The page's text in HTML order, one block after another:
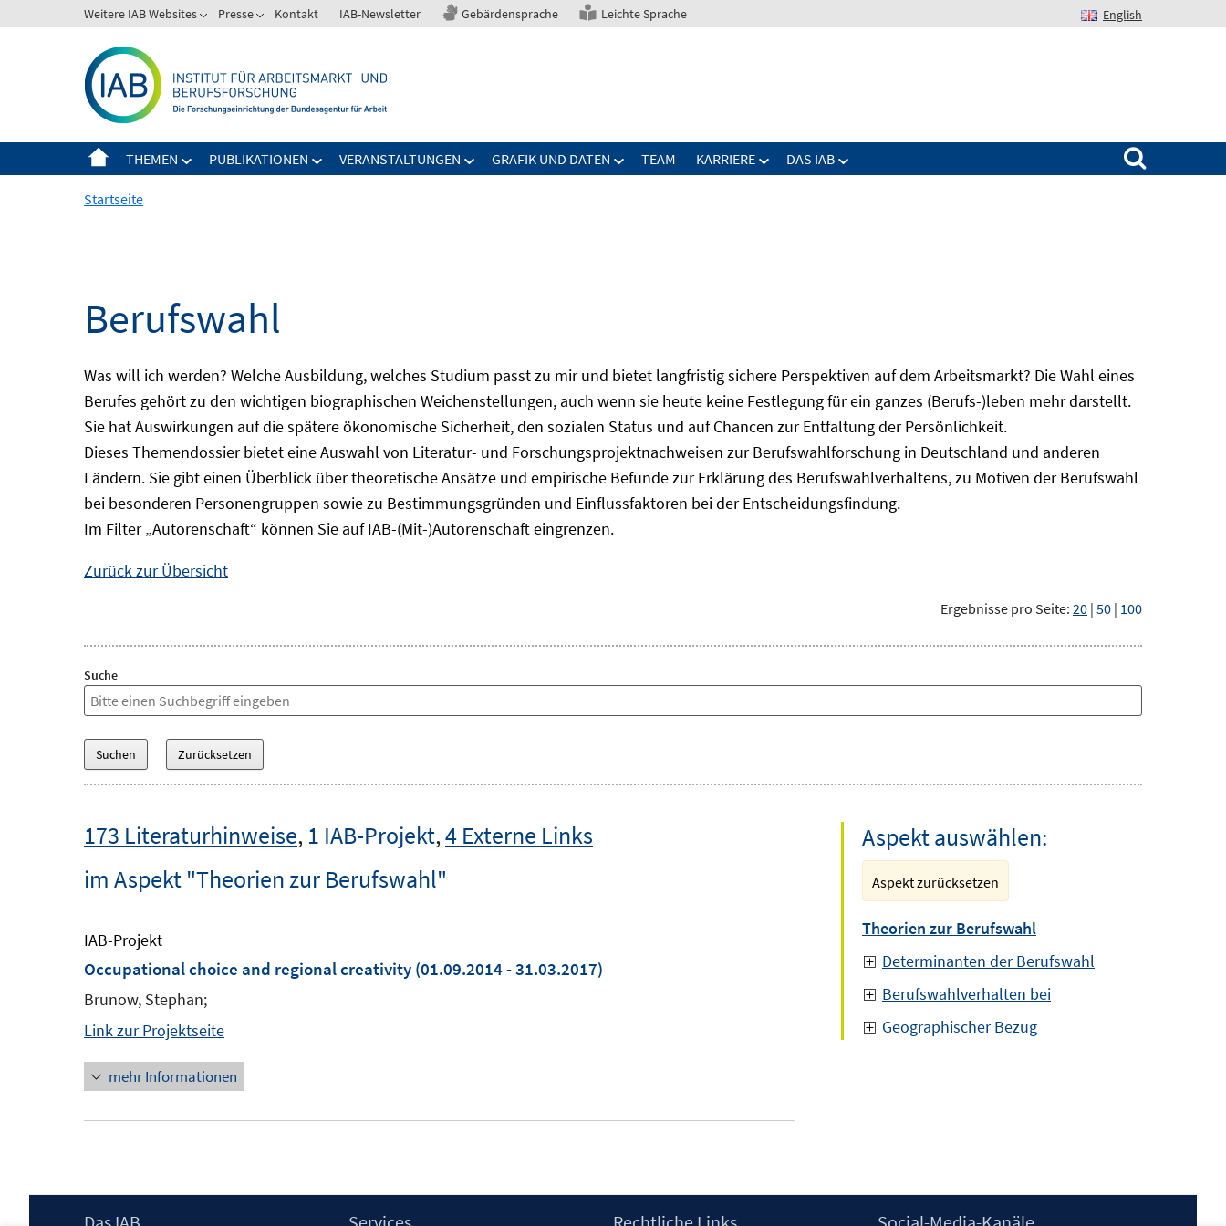
zum
Weitere IAB Websites Presse Kontakt IAB-Newsletter Gebärdensprache Leichte Sprache English
THEMEN PUBLIKATIONEN VERANSTALTUNGEN GRAFIK UND DATEN TEAM KARRIERE DAS IAB
Suchen nach:
Startseite
Berufswahl
Was will ich werden? Welche Ausbildung, welches Studium passt zu mir und bietet langfristig sichere Perspektiven auf dem Arbeitsmarkt? Die Wahl eines
Berufes gehört zu den wichtigen biographischen Weichenstellungen, auch wenn sie heute keine Festlegung für ein ganzes (Berufs-)leben mehr darstellt.
Sie hat Auswirkungen auf die spätere ökonomische Sicherheit, den sozialen Status und auf Chancen zur Entfaltung der Persönlichkeit.
Dieses Themendossier bietet eine Auswahl von Literatur- und Forschungsprojektnachweisen zur Berufswahlforschung in Deutschland und anderen
Ländern. Sie gibt einen Überblick über theoretische Ansätze und empirische Befunde zur Erklärung des Berufswahlverhaltens, zu Motiven der Berufswahl
bei besonderen Personengruppen sowie zu Bestimmungsgründen und Einflussfaktoren bei der Entscheidungsfindung.
Im Filter „Autorenschaft“ können Sie auf IAB-(Mit-)Autorenschaft eingrenzen.
Zurück zur Übersicht
Ergebnisse pro Seite: 20 | 50 | 100
Suche
173 Literaturhinweise, 1 IAB-Projekt,4 Externe Links
im Aspekt "Theorien zur Berufswahl"
IAB-Projekt
Occupational choice and regional creativity (01.09.2014 - 31.03.2017)
Brunow, Stephan;
Link zur Projektseite
mehr Informationen
Aspekt auswählen:
Aspekt zurücksetzen
Theorien zur Berufswahl
Determinanten der Berufswahl
Berufswahlverhalten bei
Geographischer Bezug
Footer